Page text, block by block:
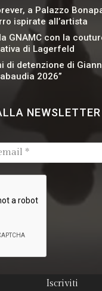
a Palazzo
ispirate all’artista
GNAMC con la
di Lagerfeld
di detenzione di
2026”
NEWSLETTER